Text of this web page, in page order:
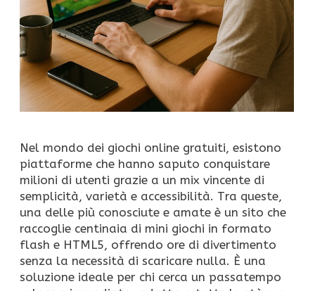
Nel mondo dei giochi online gratuiti, esistono
piattaforme che hanno saputo conquistare
milioni di utenti grazie a un mix vincente di
semplicità, varietà e accessibilità. Tra queste,
una delle più conosciute e amate è un sito che
raccoglie centinaia di mini giochi in formato
flash e HTML5, offrendo ore di divertimento
senza la necessità di scaricare nulla. È una
soluzione ideale per chi cerca un passatempo